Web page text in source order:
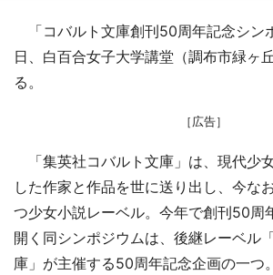
「コバルト文庫創刊50周年記念シン
日、白百合女子大学講堂（調布市緑ヶ
る。
［広告］
「集英社コバルト文庫」は、現代少
した作家と作品を世に送り出し、今な
つ少女小説レーベル。今年で創刊50周
開く同シンポジウムは、後継レーベル
庫」が主催する50周年記念企画の一つ